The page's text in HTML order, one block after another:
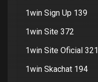
1win Sign Up 139
1win Site 372
1win Site Oficial 321
1win Skachat 194